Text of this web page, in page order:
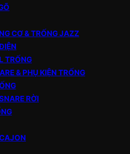
CƠ & TRỐNG JAZZ
TRỐNG
& PHỤ KIỆN TRỐNG
RỜI